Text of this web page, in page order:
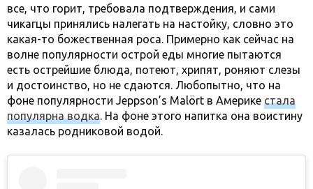
все, что горит, требовала подтверждения, и сами
чикагцы принялись налегать на настойку, словно это
какая-то божественная роса. Примерно как сейчас на
волне популярности острой еды многие пытаются
есть острейшие блюда, потеют, хрипят, роняют слезы
и достоинство, но не сдаются. Любопытно, что на
фоне популярности Jeppson’s Malört в Америке стала
популярна водка. На фоне этого напитка она воистину
казалась родниковой водой.